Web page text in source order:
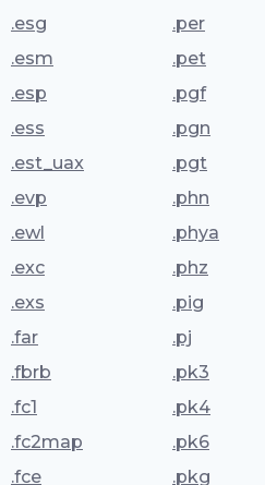
.esg
.esm
.esp
.ess
.est_uax
.evp
.ewl
.exc
.exs
.far
.fbrb
.fc1
.fc2map
.fce
.per
.pet
.pgf
.pgn
.pgt
.phn
.phya
.phz
.pig
.pj
.pk3
.pk4
.pk6
.pkg